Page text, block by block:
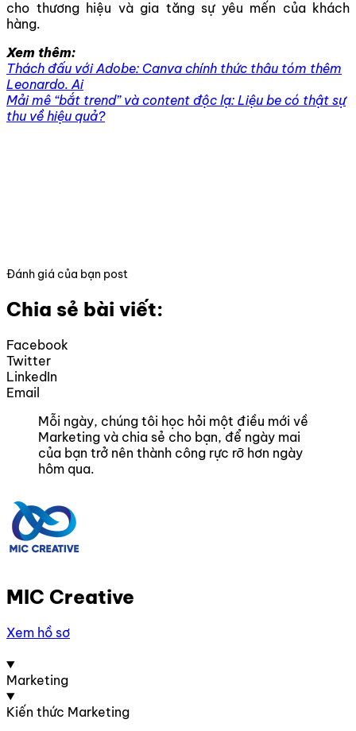
cho thương hiệu và gia tăng sự yêu mến của khách
hàng.
Xem thêm:
Thách đấu với Adobe: Canva chính thức thâu tóm thêm
Leonardo. Ai
Mải mê “bắt trend” và content độc lạ: Liệu be có thật sự
thu về hiệu quả?
Đánh giá của bạn post
Chia sẻ bài viết:
Facebook
Twitter
LinkedIn
Email
Mỗi ngày, chúng tôi học hỏi một điều mới về
Marketing và chia sẻ cho bạn, để ngày mai
của bạn trở nên thành công rực rỡ hơn ngày
hôm qua.
MIC Creative
Xem hồ sơ
Marketing
Kiến thức Marketing